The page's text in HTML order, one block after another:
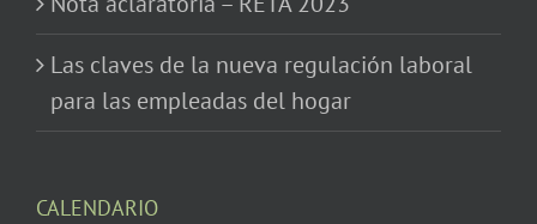
Las claves de la nueva regulación laboral
para las empleadas del hogar
CALENDARIO